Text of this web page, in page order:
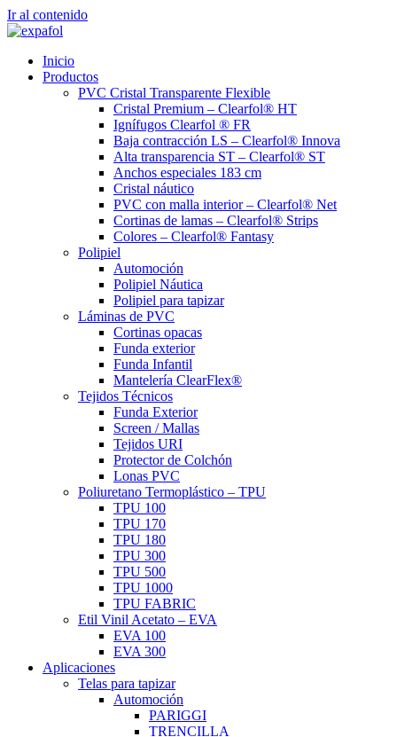
Ir al contenido
Inicio
Productos
PVC Cristal Transparente Flexible
Cristal Premium – Clearfol® HT
Ignífugos Clearfol ® FR
Baja contracción LS – Clearfol® Innova
Alta transparencia ST – Clearfol® ST
Anchos especiales 183 cm
Cristal náutico
PVC con malla interior – Clearfol® Net
Cortinas de lamas – Clearfol® Strips
Colores – Clearfol® Fantasy
Polipiel
Automoción
Polipiel Náutica
Polipiel para tapizar
Láminas de PVC
Cortinas opacas
Funda exterior
Funda Infantil
Mantelería ClearFlex®
Tejidos Técnicos
Funda Exterior
Screen / Mallas
Tejidos URI
Protector de Colchón
Lonas PVC
Poliuretano Termoplástico – TPU
TPU 100
TPU 170
TPU 180
TPU 300
TPU 500
TPU 1000
TPU FABRIC
Etil Vinil Acetato – EVA
EVA 100
EVA 300
Aplicaciones
Telas para tapizar
Automoción
PARIGGI
TRENCILLA